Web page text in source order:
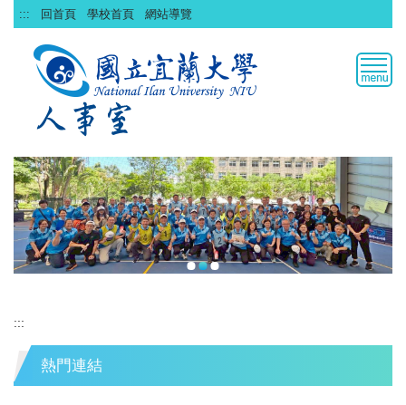
跳
到
::: 回首頁 學校首頁 網站導覽
:::
熱門連結